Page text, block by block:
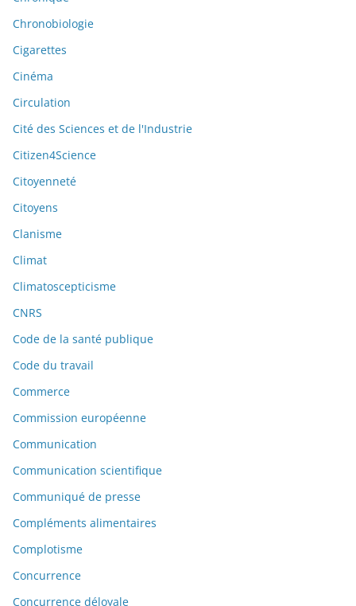
Chronobiologie
Cigarettes
Cinéma
Circulation
Cité des Sciences et de l'Industrie
Citizen4Science
Citoyenneté
Citoyens
Clanisme
Climat
Climatoscepticisme
CNRS
Code de la santé publique
Code du travail
Commerce
Commission européenne
Communication
Communication scientifique
Communiqué de presse
Compléments alimentaires
Complotisme
Concurrence
Concurrence déloyale